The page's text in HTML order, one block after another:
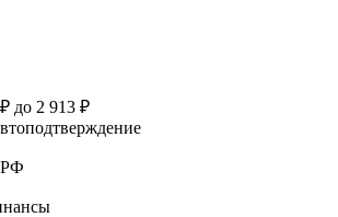
до 2 913 ₽
РФ